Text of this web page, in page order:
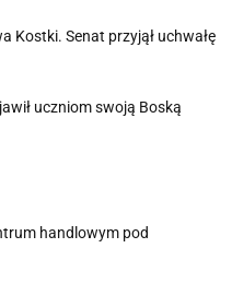
Kostki. Senat przyjął uchwałę
uczniom swoją Boską
handlowym pod